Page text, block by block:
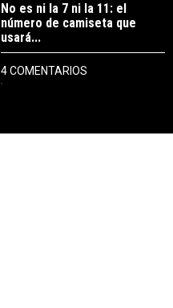
No es ni la 7 ni la 11: el
número de camiseta que
usará...
4 COMENTARIOS